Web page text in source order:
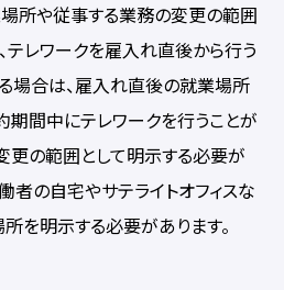
所や従事する業務の変更の範囲
テレワークを雇入れ直後から行う
場合は、雇入れ直後の就業場所
期間中にテレワークを行うことが
更の範囲として明示する必要が
者の自宅やサテライトオフィスな
を明示する必要があります。